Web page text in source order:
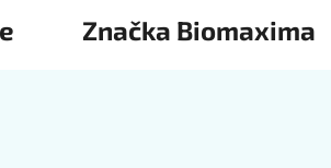
Značka Biomaxima